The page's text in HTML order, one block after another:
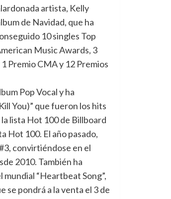
artista, Kelly
de Navidad, que ha
10 singles Top
Music Awards, 3
Premio CMA y 12 Premios
Pop Vocal y ha
You)” que fueron los hits
la lista Hot 100 de Billboard
Hot 100. El año pasado,
convirtiéndose en el
2010. También ha
“Heartbeat Song”,
se pondrá a la venta el 3 de